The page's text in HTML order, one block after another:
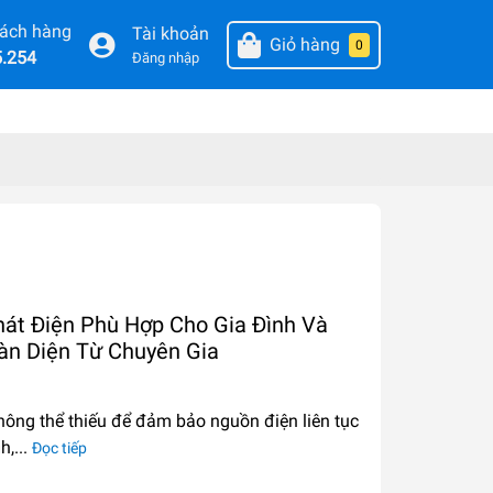
hàng
Tài khoản
Đăng nhập
Giỏ hàng 0
Điện Phù Hợp Cho Gia Đình Và
Diện Từ Chuyên Gia
thể thiếu để đảm bảo nguồn điện liên tục
Đọc tiếp